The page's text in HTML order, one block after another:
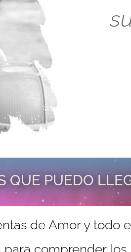
QUE PUEDO
de Amor y todo
para comprender